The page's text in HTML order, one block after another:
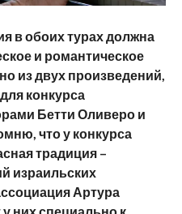
в обоих турах должна
и романтическое
из двух произведений,
конкурса
Бетти Оливеро и
что у конкурса
традиция –
израильских
Артура